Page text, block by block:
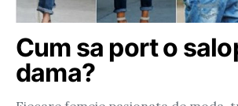
Cum sa port o
dama?